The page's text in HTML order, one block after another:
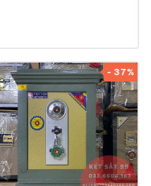
- 37%